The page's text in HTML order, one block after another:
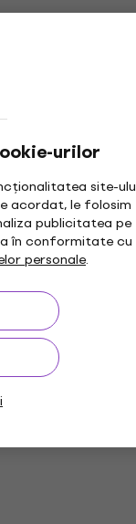
urilor
site-
acordat, le folosim
publicitatea pe
în conformitate cu
personale.